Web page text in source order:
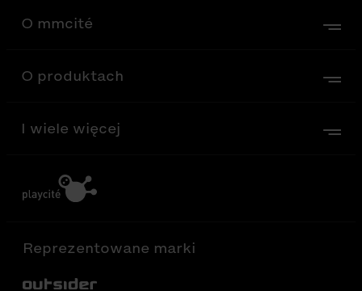
O mmcité
O produktach
I wiele więcej
Reprezentowane marki
Out-Sider